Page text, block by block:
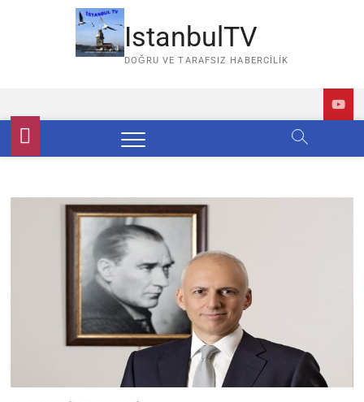
IstanbulTV
DOĞRU VE TARAFSIZ HABERCILIK